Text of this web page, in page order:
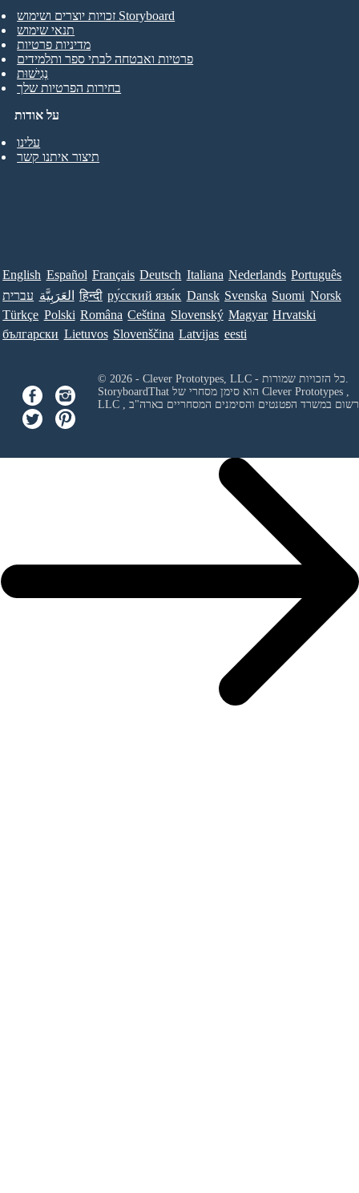
על אודות
עלינו
תיצור איתנו קשר
זכויות יוצרים ושימוש Storyboard
תנאי שימוש
מדיניות פרטיות
פרטיות ואבטחה לבתי ספר ותלמידים
נְגִישׁוּת
בחירות הפרטיות שלך
English Español Français Deutsch Italiana Nederlands Português
עברית العَرَبِيَّة हिन्दी ру́сский язы́к Dansk Svenska Suomi Norsk
Türkçe Polski Româna Ceština Slovenský Magyar Hrvatski
български Lietuvos Slovenščina Latvijas eesti
© 2026 - Clever Prototypes, LLC - כל הזכויות שמורות.
Clever Prototypes ,
LLC
ורשום במשרד הפטנטים והסימנים המסחריים בארה"ב